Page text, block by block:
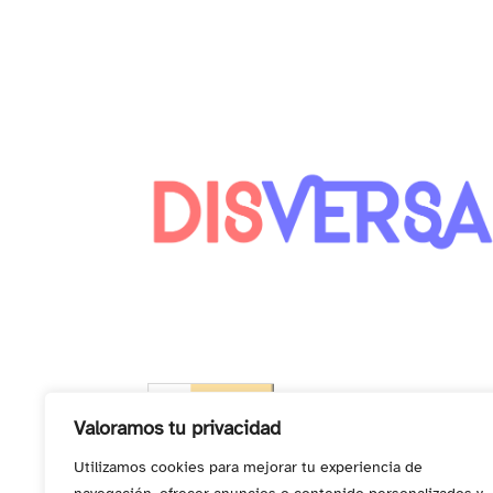
Valoramos tu privacidad
Utilizamos cookies para mejorar tu experiencia de